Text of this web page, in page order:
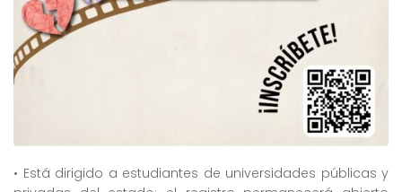
• Está dirigido a estudiantes de universidades públicas y